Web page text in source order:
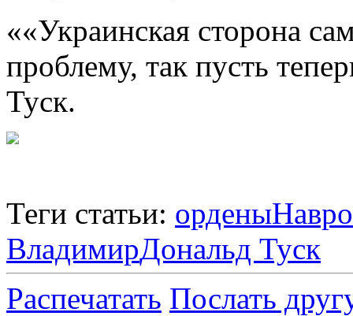
««Украинская сторона
проблему, так пусть
Туск.
Теги статьи: ордены
ВладимирДональд Туск
Распечатать Послать